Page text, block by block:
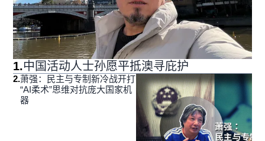
1.中国活动人士孙愿平抵澳寻庇护
2.萧强：民主与专制新冷战开打
“AI柔术”思维对抗庞大国家机
器